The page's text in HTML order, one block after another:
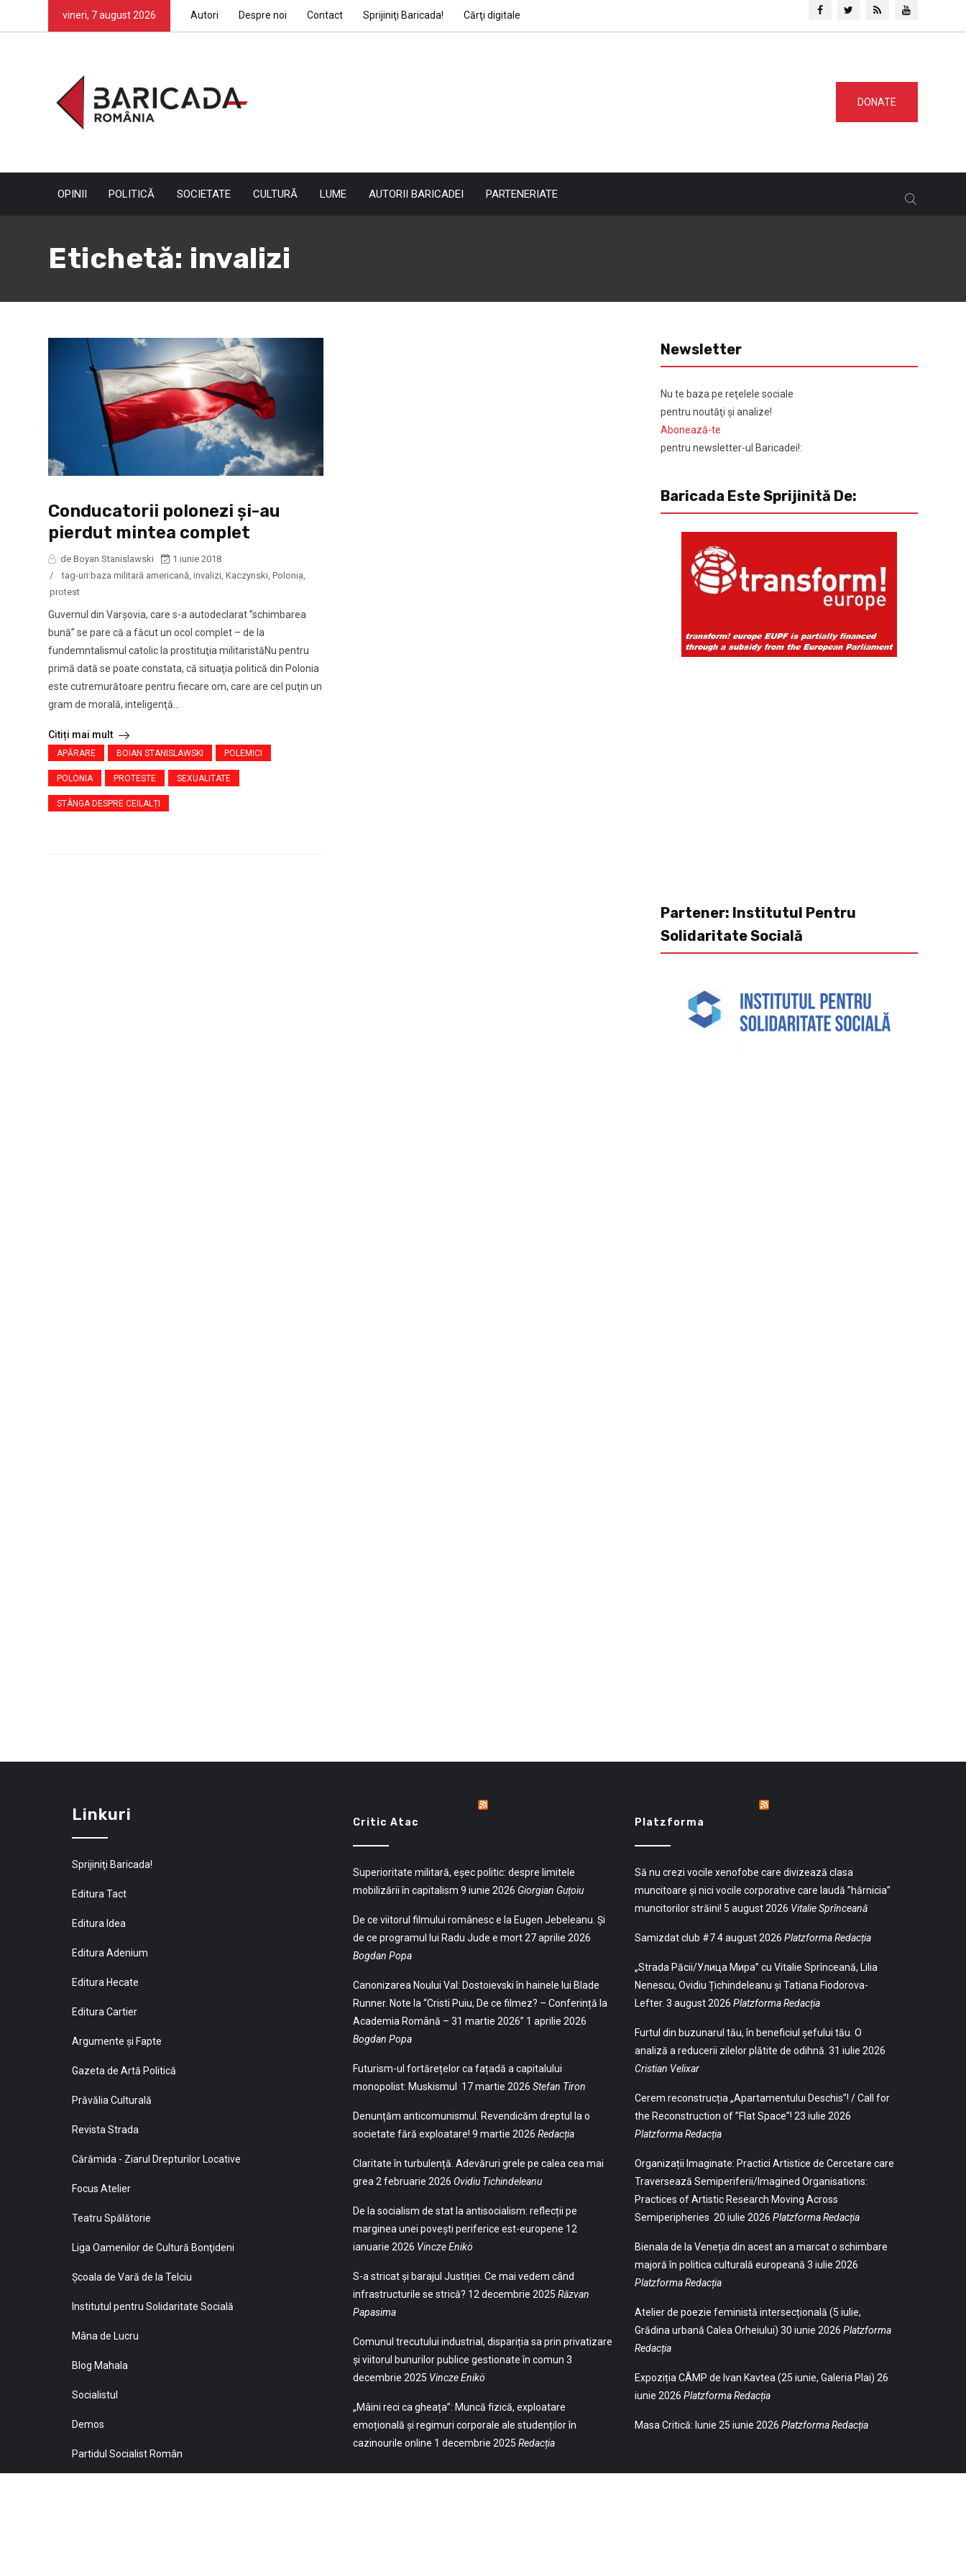
vineri, 7 august 2026 Autori Despre noi Contact Sprijiniţi Baricada! Cărţi digitale
DONATE
OPINII POLITICĂ SOCIETATE CULTURĂ LUME AUTORII BARICADEI PARTENERIATE
Etichetă: invalizi
Conducatorii polonezi şi-au
pierdut mintea complet
de Boyan Stanislawski
1 iunie 2018
/
tag-uri:baza militară americană invalizi Kaczynski Polonia
protest
Guvernul din Varşovia, care s-a autodeclarat ”schimbarea
bună” se pare că a făcut un ocol complet – de la
fundemntalismul catolic la prostituţia militaristăNu pentru
primă dată se poate constata, că situaţia politică din Polonia
este cutremurătoare pentru fiecare om, care are cel puţin un
gram de morală, inteligenţă...
Citiți mai mult
APĂRARE BOIAN STANISLAWSKI POLEMICI
POLONIA PROTESTE SEXUALITATE
STÂNGA DESPRE CEILALȚI
Newsletter
Nu te baza pe reţelele sociale
pentru noutăţi şi analize!
Abonează-te
pentru newsletter-ul Baricadei!:
Baricada Este Sprijinită De:
Partener: Institutul Pentru
Solidaritate Socială
Linkuri
Sprijiniţi Baricada!
Editura Tact
Editura Idea
Editura Adenium
Editura Hecate
Editura Cartier
Argumente și Fapte
Gazeta de Artă Politică
Prăvălia Culturală
Revista Strada
Cărămida - Ziarul Drepturilor Locative
Focus Atelier
Teatru Spălătorie
Liga Oamenilor de Cultură Bonţideni
Şcoala de Vară de la Telciu
Institutul pentru Solidaritate Socială
Mâna de Lucru
Blog Mahala
Socialistul
Demos
Partidul Socialist Român
Critic Atac
Superioritate militară, eșec politic: despre limitele
mobilizării în capitalism 9 iunie 2026 Giorgian Guțoiu
De ce viitorul filmului românesc e la Eugen Jebeleanu. Și
de ce programul lui Radu Jude e mort 27 aprilie 2026
Bogdan Popa
Canonizarea Noului Val: Dostoievski în hainele lui Blade
Runner. Note la “Cristi Puiu, De ce filmez? – Conferință la
Academia Română – 31 martie 2026” 1 aprilie 2026
Bogdan Popa
Futurism-ul fortărețelor ca fațadă a capitalului
monopolist: Muskismul 17 martie 2026 Stefan Tiron
Denunțăm anticomunismul. Revendicăm dreptul la o
societate fără exploatare! 9 martie 2026 Redacția
Claritate în turbulență. Adevăruri grele pe calea cea mai
grea 2 februarie 2026 Ovidiu Tichindeleanu
De la socialism de stat la antisocialism: reflecții pe
marginea unei povești periferice est-europene 12
ianuarie 2026 Vincze Enikö
S-a stricat și barajul Justiției. Ce mai vedem când
infrastructurile se strică? 12 decembrie 2025 Răzvan
Papasima
Comunul trecutului industrial, dispariția sa prin privatizare
și viitorul bunurilor publice gestionate în comun 3
decembrie 2025 Vincze Enikö
„Mâini reci ca gheața”: Muncă fizică, exploatare
emoțională și regimuri corporale ale studenților în
cazinourile online 1 decembrie 2025 Redacția
Platzforma
Să nu crezi vocile xenofobe care divizează clasa
muncitoare și nici vocile corporative care laudă ”hărnicia”
muncitorilor străini! 5 august 2026 Vitalie Sprînceană
Samizdat club #7 4 august 2026 Platzforma Redacția
„Strada Păcii/Улица Мира” cu Vitalie Sprînceană, Lilia
Nenescu, Ovidiu Țichindeleanu și Tatiana Fiodorova-
Lefter. 3 august 2026 Platzforma Redacția
Furtul din buzunarul tău, în beneficiul șefului tău. O
analiză a reducerii zilelor plătite de odihnă. 31 iulie 2026
Cristian Velixar
Cerem reconstrucția „Apartamentului Deschis”! / Call for
the Reconstruction of ”Flat Space”! 23 iulie 2026
Platzforma Redacția
Organizații Imaginate: Practici Artistice de Cercetare care
Traversează Semiperiferii/Imagined Organisations:
Practices of Artistic Research Moving Across
Semiperipheries 20 iulie 2026 Platzforma Redacția
Bienala de la Veneția din acest an a marcat o schimbare
majoră în politica culturală europeană 3 iulie 2026
Platzforma Redacția
Atelier de poezie feministă intersecțională (5 iulie,
Grădina urbană Calea Orheiului) 30 iunie 2026 Platzforma
Redacția
Expoziția CÂMP de Ivan Kavtea (25 iunie, Galeria Plai) 26
iunie 2026 Platzforma Redacția
Masa Critică: Iunie 25 iunie 2026 Platzforma Redacția